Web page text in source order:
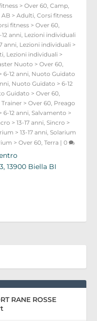
> Over 60 ,Camp
AB > Adulti ,Corsi fitness
fitness > Over 60
anni Lezioni individuali
anni Lezioni individuali >
Lezioni individuali >
Nuoto > Over 60
6-12 anni Nuoto Guidato
Nuoto Guidato > 6-12
Guidato > Over 60
> Over 60 Preago
6-12 anni ,Salvamento >
> 13-17 anni ,Sincro >
> 13-17 anni ,Solarium
> Over 60 ,Terra |0
13900 Biella BI
RANE ROSSE